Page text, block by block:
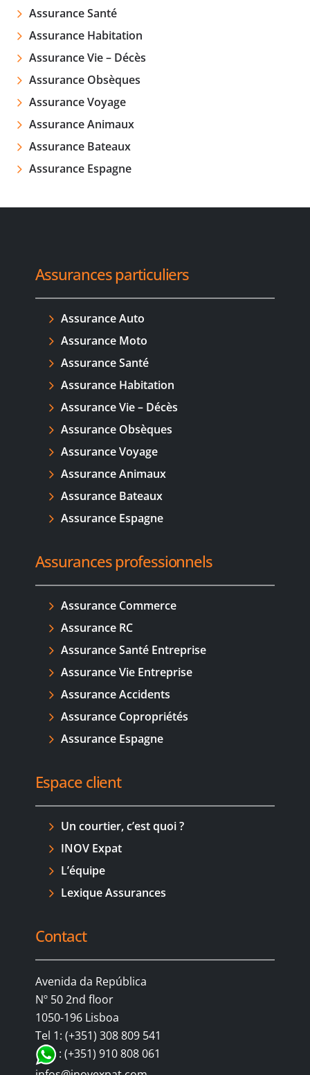
Assurance Santé
Assurance Habitation
Assurance Vie – Décès
Assurance Obsèques
Assurance Voyage
Assurance Animaux
Assurance Bateaux
Assurance Espagne
Assurances particuliers
Assurance Auto
Assurance Moto
Assurance Santé
Assurance Habitation
Assurance Vie – Décès
Assurance Obsèques
Assurance Voyage
Assurance Animaux
Assurance Bateaux
Assurance Espagne
Assurances professionnels
Assurance Commerce
Assurance RC
Assurance Santé Entreprise
Assurance Vie Entreprise
Assurance Accidents
Assurance Copropriétés
Assurance Espagne
Espace client
Un courtier, c’est quoi ?
INOV Expat
L’équipe
Lexique Assurances
Contact
Avenida da República
Nº 50 2nd floor
1050-196 Lisboa
Tel 1: (+351) 308 809 541
: (+351) 910 808 061